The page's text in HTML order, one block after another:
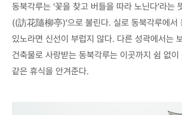
동북각루는 ‘꽃을 찾고 버들을 따라 노닌다’라는
((訪花隨柳亭)’으로 불린다. 실로 동북각루에서
있노라면 신선이 부럽지 않다. 다른 성곽에서는
건축물로 사랑받는 동북각루는 이곳까지 쉼 없
같은 휴식을 안겨준다.